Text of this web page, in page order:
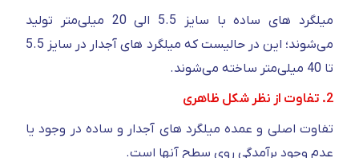
میلگرد های ساده با سایز 5.5 الی 20 میلی‌متر تولید
می‌شوند؛ این در حالیست که میلگرد های آجدار در سایز 5.5
تا 40 میلی‌متر ساخته می‌شوند.
2. تفاوت از نظر شکل ظاهری
تفاوت اصلی و عمده میلگرد های آجدار و ساده در وجود یا
عدم وجود برآمدگی روی سطح آنها است.